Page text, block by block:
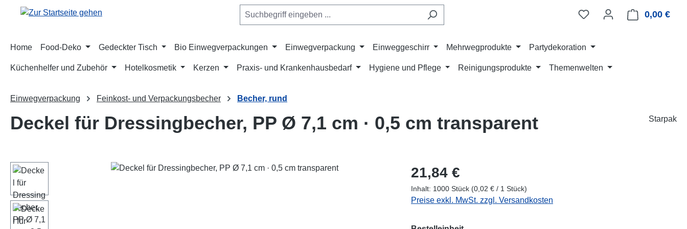
Hauptinhalt springen
Zur Suche springen
Zur Hauptnavigation springen 0,00 €
Home Food-Deko Gedeckter Tisch Bio Einwegverpackungen Einwegverpackung Einweggeschirr Mehrwegprodukte Partydekoration
Küchenhelfer und Zubehör Hotelkosmetik Kerzen Praxis- und Krankenhausbedarf Hygiene und Pflege Reinigungsprodukte Themenwelten
Einwegverpackung Feinkost- und Verpackungsbecher Becher, rund
Deckel für Dressingbecher, PP Ø 7,1 cm · 0,5 cm transparent Starpak
Bildergalerie überspringen Regulärer Preis:
21,84 €
Inhalt: 1000 Stück (0,02 € / 1 Stück)
Preise exkl. MwSt. zzgl. Versandkosten